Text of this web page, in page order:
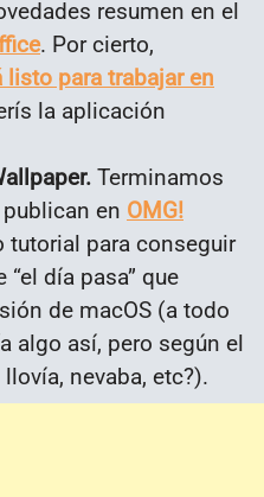
resumen en el
. Por cierto,
listo para trabajar en
la aplicación
Terminamos
en OMG!
tutorial para conseguir
día pasa” que
de macOS (a todo
algo así, pero según el
nevaba, etc?).